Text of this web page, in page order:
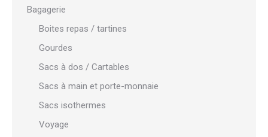
Bagagerie
Boites repas / tartines
Gourdes
Sacs à dos / Cartables
Sacs à main et porte-monnaie
Sacs isothermes
Voyage